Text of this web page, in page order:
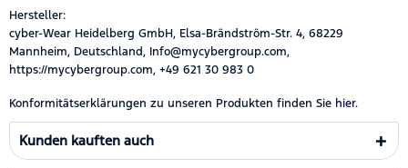
Hersteller:
cyber-Wear Heidelberg GmbH, Elsa-Brändström-Str. 4, 68229
Mannheim, Deutschland, Info@mycybergroup.com,
https://mycybergroup.com, +49 621 30 983 0
Konformitätserklärungen zu unseren Produkten finden Sie hier.
Kunden kauften auch